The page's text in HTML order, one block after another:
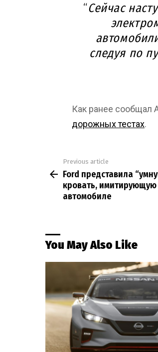
“Сейчас
следуя по
Как ранее сообщал
дорожных тестах.
more
Previous article
Ford представила
кровать, имитирующую
автомобиле
You May Also Like